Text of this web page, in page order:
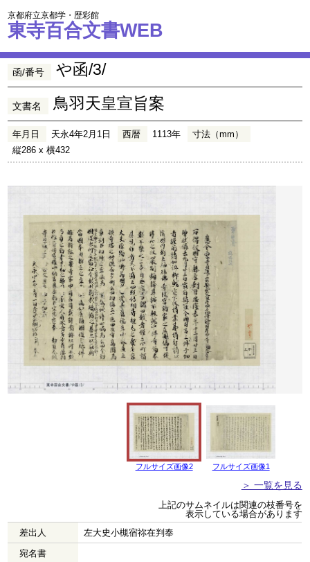
京都府立京都学・歴彩館
東寺百合文書WEB
函/番号 や函/3/
文書名 鳥羽天皇宣旨案
年月日 天永4年2月1日 西暦 1113年
寸法（mm）
縦286 x 横432
フルサイズ画像2 フルサイズ画像1
＞ 一覧を見る
上記のサムネイルは関連の枝番号を
表示している場合があります
差出人
左大史小槻宿祢在判奉
宛名書